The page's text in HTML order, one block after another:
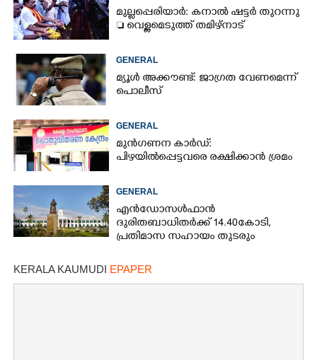
മുല്ലപ്പെരിയാർ: കനാൽ ഷട്ടർ തുറന്നു
 വെള്ളമെടുത്ത് തമിഴ്നാട്
GENERAL
മ്യൂൾ അക്കൗണ്ട്: ജാഗ്രത വേണമെന്ന്
പൊലീസ്
GENERAL
മുൻഗണന കാർഡ്:
പിഴയിൽപ്പെട്ടവരെ രക്ഷിക്കാൻ ശ്രമം
GENERAL
എൻഡോസൾഫാൻ
ദുരിതബാധിതർക്ക് 14.40കോടി,
പ്രതിമാസ സഹായം തുടരും
KERALA KAUMUDI EPAPER